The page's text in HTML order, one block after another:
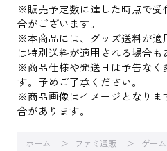
※販売予定数に達した時点で受
合がございます。
※本商品には、グッズ送料が適
は特別送料が適用される場合も
※商品仕様や発送日は予告なく
す。予めご了承ください。
※商品画像はイメージとなりま
合があります。
ホーム ファミ通販 ゲーム